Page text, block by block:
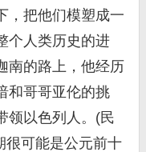
，把他们模塑成一
个人类历史的进
南的路上，他经历
和哥哥亚伦的挑
领以色列人。(民
很可能是公元前十